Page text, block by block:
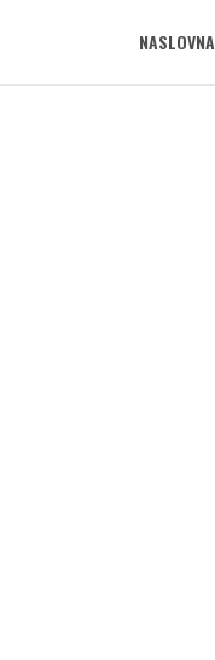
NASLOVNA